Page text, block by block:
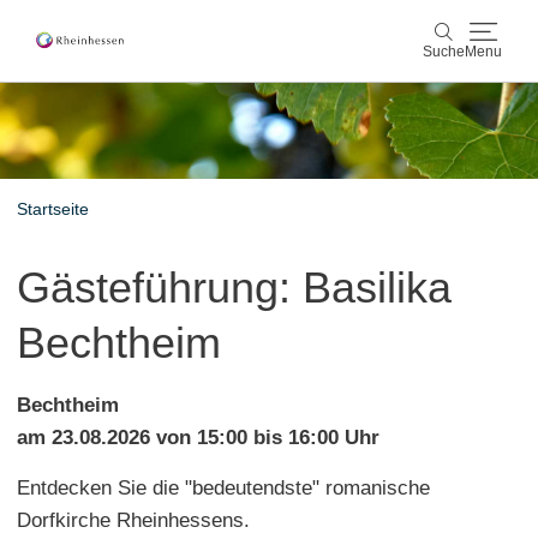
Suche Menu
Suche
Wein & Genuss
Shop Rheinhessen-Blog Karte
Startseite
Gästeführung: Basilika
Bechtheim
Bechtheim
am 23.08.2026 von 15:00 bis 16:00 Uhr
Entdecken Sie die "bedeutendste" romanische
Dorfkirche Rheinhessens.